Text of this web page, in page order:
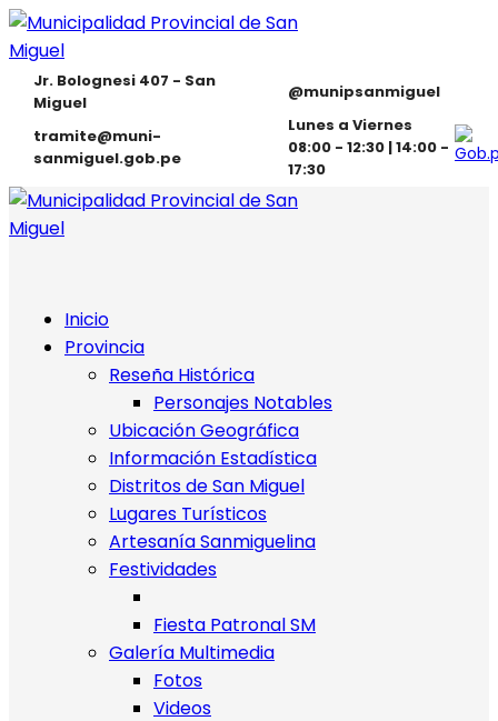
Jr. Bolognesi 407 - San
Miguel
@munipsanmiguel
tramite@muni-
sanmiguel.gob.pe
Lunes a Viernes
08:00 - 12:30 | 14:00 -
17:30
Inicio
Provincia
Reseña Histórica
Personajes Notables
Ubicación Geográfica
Información Estadística
Distritos de San Miguel
Lugares Turísticos
Artesanía Sanmiguelina
Festividades
Fiesta Patronal SM
Galería Multimedia
Fotos
Videos